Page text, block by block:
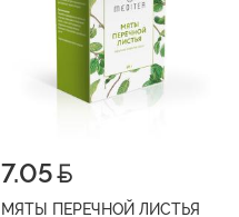
7.05
МЯТЫ ПЕРЕЧНОЙ ЛИСТЬЯ